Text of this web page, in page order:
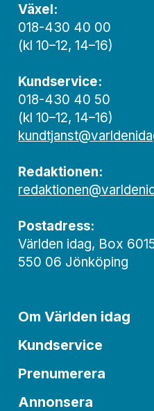
Växel:
018-430 40 00
(kl 10–12, 14–16)
Kundservice:
018-430 40 50
(kl 10–12, 14–16)
Redaktionen:
Postadress:
Världen idag, Box
550 06 Jönköping
Om Världen idag
Kundservice
Prenumerera
Annonsera